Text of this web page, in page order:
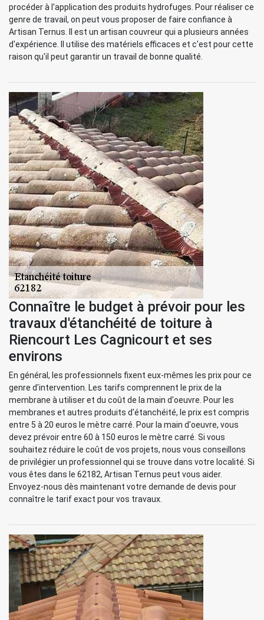
procéder à l'application des produits hydrofuges. Pour réaliser ce
genre de travail, on peut vous proposer de faire confiance à
Artisan Ternus. Il est un artisan couvreur qui a plusieurs années
d'expérience. Il utilise des matériels efficaces et c'est pour cette
raison qu'il peut garantir un travail de bonne qualité.
Connaître le budget à prévoir pour les
travaux d'étanchéité de toiture à
Riencourt Les Cagnicourt et ses
environs
En général, les professionnels fixent eux-mêmes les prix pour ce
genre d'intervention. Les tarifs comprennent le prix de la
membrane à utiliser et du coût de la main d'oeuvre. Pour les
membranes et autres produits d'étanchéité, le prix est compris
entre 5 à 20 euros le mètre carré. Pour la main d'oeuvre, vous
devez prévoir entre 60 à 150 euros le mètre carré. Si vous
souhaitez réduire le coût de vos projets, nous vous conseillons
de privilégier un professionnel qui se trouve dans votre localité. Si
vous êtes dans le 62182, Artisan Ternus peut vous aider.
Envoyez-nous dès maintenant votre demande de devis pour
connaître le tarif exact pour vos travaux.